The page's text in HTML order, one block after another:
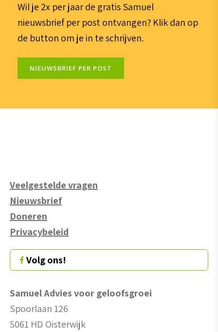
Wil je 2x per jaar de gratis Samuel
nieuwsbrief per post ontvangen? Klik dan op
de button om je in te schrijven.
NIEUWSBRIEF PER POST
Veelgestelde vragen
Nieuwsbrief
Doneren
Privacybeleid
Volg ons!
Samuel Advies voor geloofsgroei
Spoorlaan 126
5061 HD Oisterwijk